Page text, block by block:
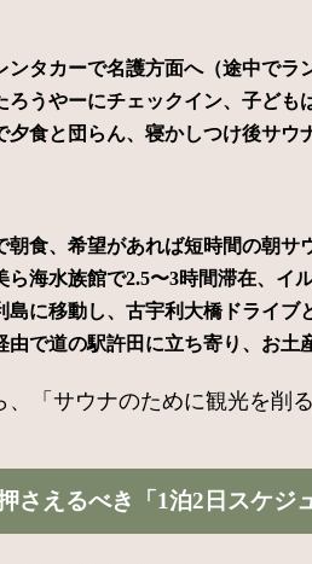
タカーで名護方面へ（途中でラ
ろうやーにチェックイン、子ど
夕食と団らん、寝かしつけ後サウ
朝食、希望があれば短時間の朝サ
ら海水族館で2.5〜3時間滞在、イ
島に移動し、古宇利大橋ドライブ
由で道の駅許田に立ち寄り、お土
、「サウナのために観光を削
さえるべき「1泊2日スケジ